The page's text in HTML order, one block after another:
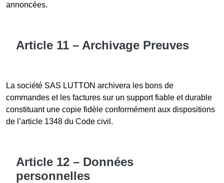
annoncées.
Article 11 – Archivage Preuves
La société SAS LUTTON archivera les bons de
commandes et les factures sur un support fiable et durable
constituant une copie fidèle conformément aux dispositions
de l’article 1348 du Code civil.
Article 12 – Données
personnelles